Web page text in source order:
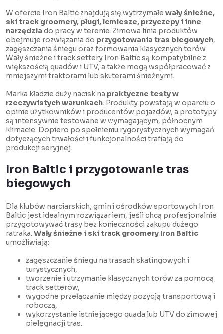
W ofercie Iron Baltic znajdują się wytrzymałe wały śnieżne,
ski track groomery, pługi, lemiesze, przyczepy i inne
narzędzia do pracy w terenie. Zimowa linia produktów
obejmuje rozwiązania do przygotowania tras biegowych,
zagęszczania śniegu oraz formowania klasycznych torów.
Wały śnieżne i track settery Iron Baltic są kompatybilne z
większością quadów i UTV, a także mogą współpracować z
mniejszymi traktorami lub skuterami śnieżnymi.
Marka kładzie duży nacisk na praktyczne testy w
rzeczywistych warunkach. Produkty powstają w oparciu o
opinie użytkowników i producentów pojazdów, a prototypy
są intensywnie testowane w wymagającym, północnym
klimacie. Dopiero po spełnieniu rygorystycznych wymagań
dotyczących trwałości i funkcjonalności trafiają do
produkcji seryjnej.
Iron Baltic i przygotowanie tras
biegowych
Dla klubów narciarskich, gmin i ośrodków sportowych Iron
Baltic jest idealnym rozwiązaniem, jeśli chcą profesjonalnie
przygotowywać trasy bez konieczności zakupu dużego
ratraka. Wały śnieżne i ski track groomery Iron Baltic
umożliwiają:
zagęszczanie śniegu na trasach skatingowych i
turystycznych,
tworzenie i utrzymanie klasycznych torów za pomocą
track setterów,
wygodne przełączanie między pozycją transportową i
roboczą,
wykorzystanie istniejącego quada lub UTV do zimowej
pielęgnacji tras.